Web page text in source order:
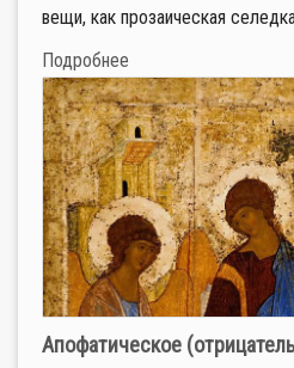
вещи, как прозаическая
Подробнее
Апофатическое